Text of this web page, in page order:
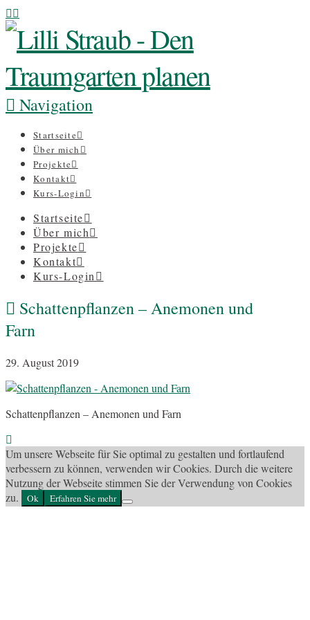
Navigation
Startseite
Über mich
Projekte
Kontakt
Kurs-Login
Startseite
Über mich
Projekte
Kontakt
Kurs-Login
Schattenpflanzen – Anemonen und
Farn
29. August 2019
Schattenpflanzen – Anemonen und Farn
Um unsere Webseite für Sie optimal zu gestalten und fortlaufend
verbessern zu können, verwenden wir Cookies. Durch die weitere
Nutzung der Webseite stimmen Sie der Verwendung von Cookies
zu.
Ok Erfahren Sie mehr